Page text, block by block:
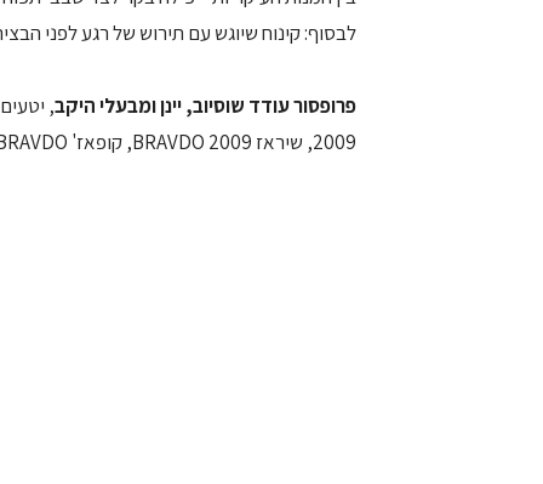
לבסוף: קינוח שיוגש עם תירוש של רגע לפני
פרופסור עודד שוסיוב, יינן ומבעלי היקב
2009, שיראז BRAVDO 2009, קופאז' BRAVDO.